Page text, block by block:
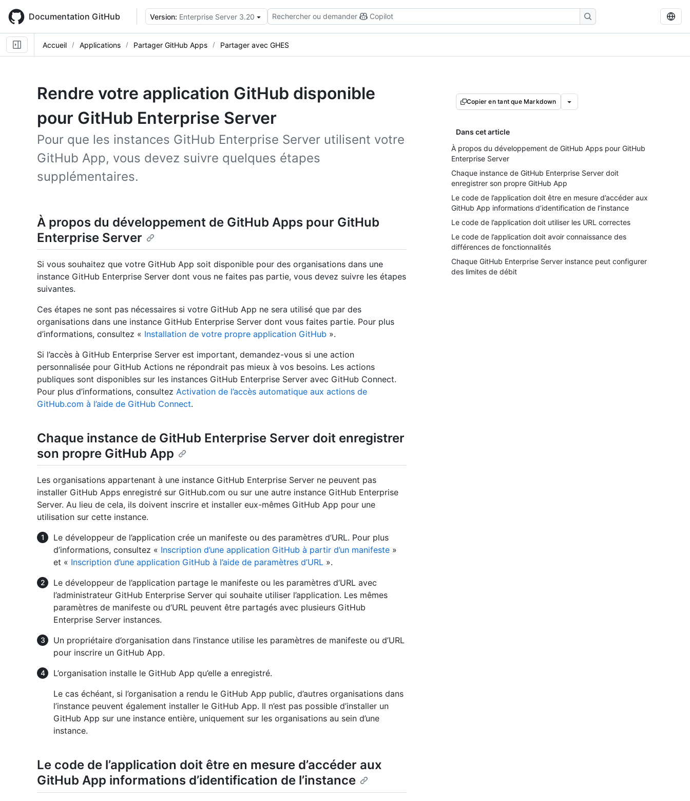
main
content
Documentation GitHub Version: Enterprise Server 3.20 Rechercher ou demander Copilot
Accueil Applications Partager GitHub Apps Partager avec GHES
Rendre votre application GitHub disponible
pour GitHub Enterprise Server
Pour que les instances GitHub Enterprise Server utilisent votre
GitHub App, vous devez suivre quelques étapes
supplémentaires.
Copier en tant que Markdown
Dans cet article
À propos du développement de GitHub Apps pour GitHub
Enterprise Server
Chaque instance de GitHub Enterprise Server doit
enregistrer son propre GitHub App
Le code de l’application doit être en mesure d’accéder aux
GitHub App informations d’identification de l’instance
Le code de l’application doit utiliser les URL correctes
Le code de l’application doit avoir connaissance des
différences de fonctionnalités
Chaque GitHub Enterprise Server instance peut configurer
des limites de débit
À propos du développement de GitHub Apps pour GitHub
Enterprise Server
Si vous souhaitez que votre GitHub App soit disponible pour des organisations dans une
instance GitHub Enterprise Server dont vous ne faites pas partie, vous devez suivre les étapes
suivantes.
Ces étapes ne sont pas nécessaires si votre GitHub App ne sera utilisé que par des
organisations dans une instance GitHub Enterprise Server dont vous faites partie. Pour plus
d’informations, consultez « Installation de votre propre application GitHub ».
Si l’accès à GitHub Enterprise Server est important, demandez-vous si une action
personnalisée pour GitHub Actions ne répondrait pas mieux à vos besoins. Les actions
publiques sont disponibles sur les instances GitHub Enterprise Server avec GitHub Connect.
Pour plus d’informations, consultez Activation de l’accès automatique aux actions de
GitHub.com à l’aide de GitHub Connect.
Chaque instance de GitHub Enterprise Server doit enregistrer
son propre GitHub App
Les organisations appartenant à une instance GitHub Enterprise Server ne peuvent pas
installer GitHub Apps enregistré sur GitHub.com ou sur une autre instance GitHub Enterprise
Server. Au lieu de cela, ils doivent inscrire et installer eux-mêmes GitHub App pour une
utilisation sur cette instance.
Le développeur de l’application crée un manifeste ou des paramètres d’URL. Pour plus
d’informations, consultez « Inscription d’une application GitHub à partir d’un manifeste »
et « Inscription d’une application GitHub à l’aide de paramètres d’URL ».
Le développeur de l’application partage le manifeste ou les paramètres d’URL avec
l’administrateur GitHub Enterprise Server qui souhaite utiliser l’application. Les mêmes
paramètres de manifeste ou d’URL peuvent être partagés avec plusieurs GitHub
Enterprise Server instances.
Un propriétaire d’organisation dans l’instance utilise les paramètres de manifeste ou d’URL
pour inscrire un GitHub App.
L’organisation installe le GitHub App qu’elle a enregistré.
Le cas échéant, si l’organisation a rendu le GitHub App public, d’autres organisations dans
l’instance peuvent également installer le GitHub App. Il n’est pas possible d’installer un
GitHub App sur une instance entière, uniquement sur les organisations au sein d’une
instance.
Le code de l’application doit être en mesure d’accéder aux
GitHub App informations d’identification de l’instance